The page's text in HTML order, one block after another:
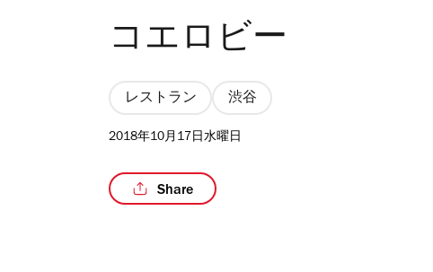
コエロビー
レストラン 渋谷
2018年10月17日水曜日
Share